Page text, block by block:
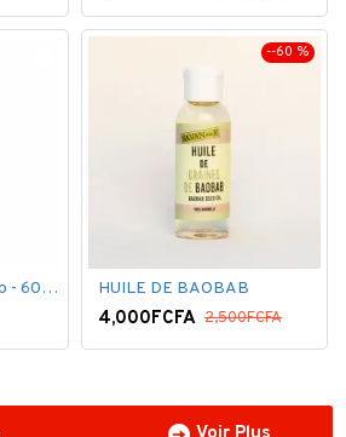
Huile d'Olive 100% Bio - 60 ml
--60 %
HUILE DE BAOBAB
4,000FCFA 2,500FCFA